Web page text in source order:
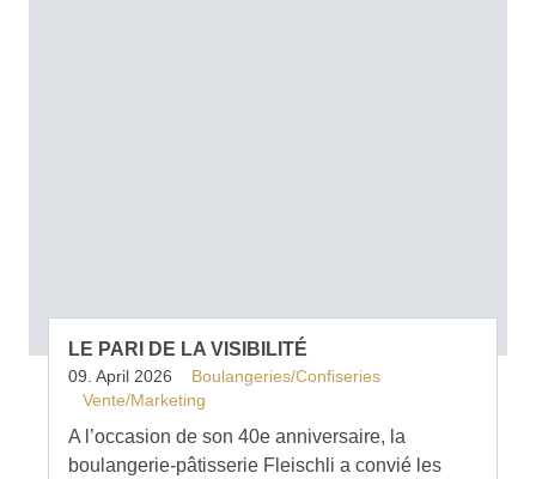
LE PARI DE LA VISIBILITÉ
09. April 2026
Boulangeries/Confiseries
Vente/Marketing
A l’occasion de son 40e anniversaire, la
boulangerie-pâtisserie Fleischli a convié les